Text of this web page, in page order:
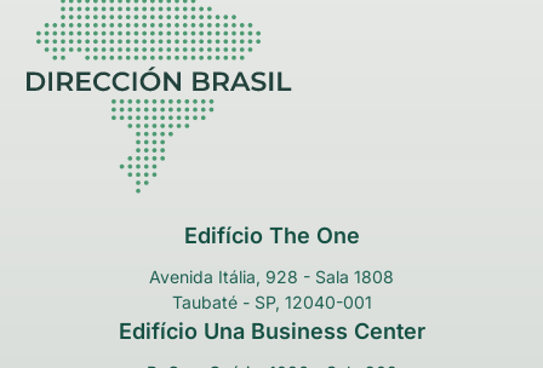
Edifício The One
Avenida Itália, 928 - Sala 1808
Taubaté - SP, 12040-001
Edifício Una Business Center